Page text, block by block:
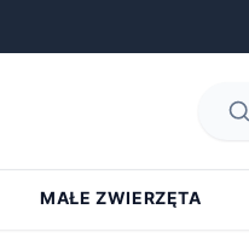
MAŁE ZWIERZĘTA